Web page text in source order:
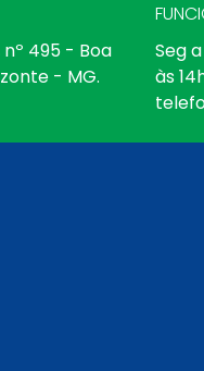
nº 495 - Boa
- MG.
Seg
às